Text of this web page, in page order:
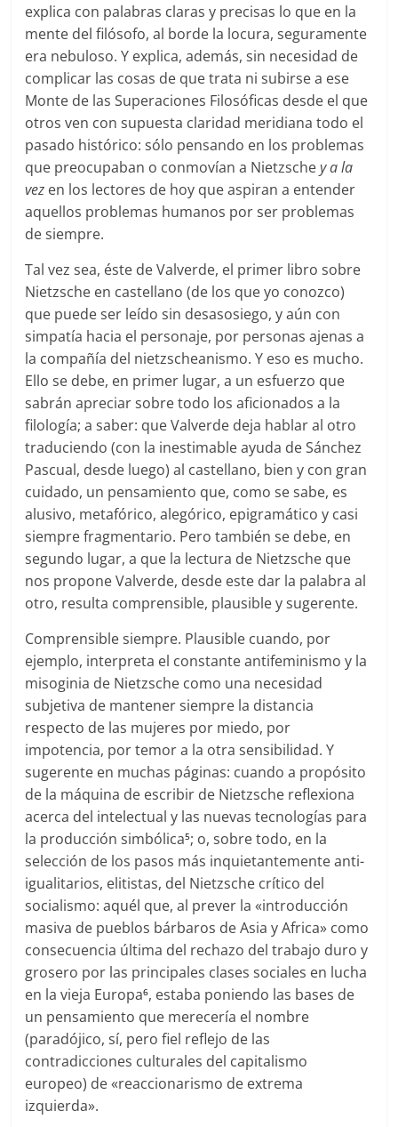
explica con palabras claras y precisas lo que en la
mente del filósofo, al borde la locura, seguramente
era nebuloso. Y explica, además, sin necesidad de
complicar las cosas de que trata ni subirse a ese
Monte de las Superaciones Filosóficas desde el que
otros ven con supuesta claridad meridiana todo el
pasado histórico: sólo pensando en los problemas
que preocupaban o conmovían a Nietzschey a la
vez en los lectores de hoy que aspiran a entender
aquellos problemas humanos por ser problemas
de siempre.
Tal vez sea, éste de Valverde, el primer libro sobre
Nietzsche en castellano (de los que yo conozco)
que puede ser leído sin desasosiego, y aún con
simpatía hacia el personaje, por personas ajenas a
la compañía del nietzscheanismo. Y eso es mucho.
Ello se debe, en primer lugar, a un esfuerzo que
sabrán apreciar sobre todo los aficionados a la
filología; a saber: que Valverde deja hablar al otro
traduciendo (con la inestimable ayuda de Sánchez
Pascual, desde luego) al castellano, bien y con gran
cuidado, un pensamiento que, como se sabe, es
alusivo, metafórico, alegórico, epigramático y casi
siempre fragmentario. Pero también se debe, en
segundo lugar, a que la lectura de Nietzsche que
nos propone Valverde, desde este dar la palabra al
otro, resulta comprensible, plausible y sugerente.
Comprensible siempre. Plausible cuando, por
ejemplo, interpreta el constante antifeminismo y la
misoginia de Nietzsche como una necesidad
subjetiva de mantener siempre la distancia
respecto de las mujeres por miedo, por
impotencia, por temor a la otra sensibilidad. Y
sugerente en muchas páginas: cuando a propósito
de la máquina de escribir de Nietzsche reflexiona
acerca del intelectual y las nuevas tecnologías para
la producción simbólica5; o, sobre todo, en la
selección de los pasos más inquietantemente anti-
igualitarios, elitistas, del Nietzsche crítico del
socialismo: aquél que, al prever la «introducción
masiva de pueblos bárbaros de Asia y Africa» como
consecuencia última del rechazo del trabajo duro y
grosero por las principales clases sociales en lucha
en la vieja Europa6, estaba poniendo las bases de
un pensamiento que merecería el nombre
(paradójico, sí, pero fiel reflejo de las
contradicciones culturales del capitalismo
europeo) de «reaccionarismo de extrema
izquierda».